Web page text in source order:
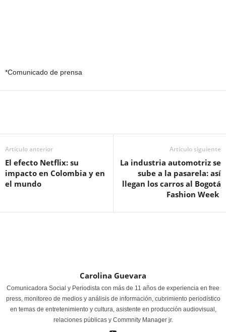
*Comunicado de prensa
Artículo anterior
El efecto Netflix: su
impacto en Colombia y en
el mundo
Artículo siguiente
La industria automotriz se
sube a la pasarela: así
llegan los carros al Bogotá
Fashion Week
Carolina Guevara
Comunicadora Social y Periodista con más de 11 años de experiencia en free
press, monitoreo de medios y análisis de información, cubrimiento periodístico
en temas de entretenimiento y cultura, asistente en producción audiovisual,
relaciones públicas y Commnity Manager jr.